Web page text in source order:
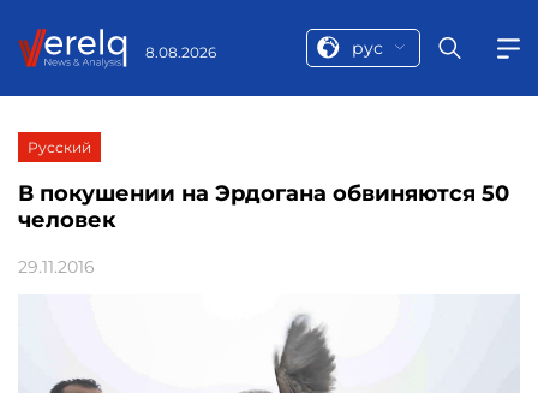
8.08.2026 рус
Русский
В покушении на Эрдогана обвиняются 50
человек
29.11.2016